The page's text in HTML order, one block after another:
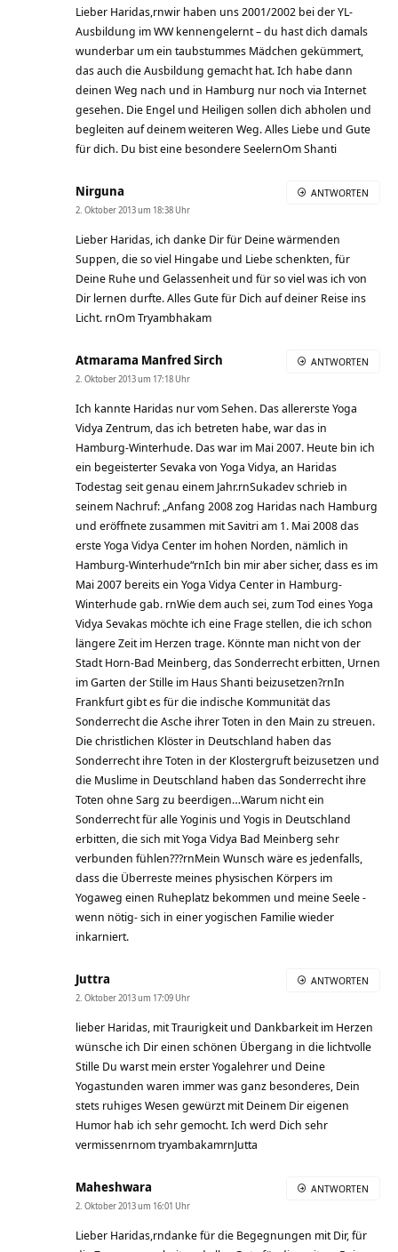
Lieber Haridas,rnwir haben uns 2001/2002 bei der YL-
Ausbildung im WW kennengelernt – du hast dich damals
wunderbar um ein taubstummes Mädchen gekümmert,
das auch die Ausbildung gemacht hat. Ich habe dann
deinen Weg nach und in Hamburg nur noch via Internet
gesehen. Die Engel und Heiligen sollen dich abholen und
begleiten auf deinem weiteren Weg. Alles Liebe und Gute
für dich. Du bist eine besondere SeelernOm Shanti
Nirguna
2. Oktober 2013 um 18:38 Uhr
Lieber Haridas, ich danke Dir für Deine wärmenden
Suppen, die so viel Hingabe und Liebe schenkten, für
Deine Ruhe und Gelassenheit und für so viel was ich von
Dir lernen durfte. Alles Gute für Dich auf deiner Reise ins
Licht. rnOm Tryambhakam
ANTWORTEN
Atmarama Manfred Sirch
2. Oktober 2013 um 17:18 Uhr
Ich kannte Haridas nur vom Sehen. Das allererste Yoga
Vidya Zentrum, das ich betreten habe, war das in
Hamburg-Winterhude. Das war im Mai 2007. Heute bin ich
ein begeisterter Sevaka von Yoga Vidya, an Haridas
Todestag seit genau einem Jahr.rnSukadev schrieb in
seinem Nachruf: „Anfang 2008 zog Haridas nach Hamburg
und eröffnete zusammen mit Savitri am 1. Mai 2008 das
erste Yoga Vidya Center im hohen Norden, nämlich in
Hamburg-Winterhude“rnIch bin mir aber sicher, dass es im
Mai 2007 bereits ein Yoga Vidya Center in Hamburg-
Winterhude gab. rnWie dem auch sei, zum Tod eines Yoga
Vidya Sevakas möchte ich eine Frage stellen, die ich schon
längere Zeit im Herzen trage. Könnte man nicht von der
Stadt Horn-Bad Meinberg, das Sonderrecht erbitten, Urnen
im Garten der Stille im Haus Shanti beizusetzen?rnIn
Frankfurt gibt es für die indische Kommunität das
Sonderrecht die Asche ihrer Toten in den Main zu streuen.
Die christlichen Klöster in Deutschland haben das
Sonderrecht ihre Toten in der Klostergruft beizusetzen und
die Muslime in Deutschland haben das Sonderrecht ihre
Toten ohne Sarg zu beerdigen…Warum nicht ein
Sonderrecht für alle Yoginis und Yogis in Deutschland
erbitten, die sich mit Yoga Vidya Bad Meinberg sehr
verbunden fühlen???rnMein Wunsch wäre es jedenfalls,
dass die Überreste meines physischen Körpers im
Yogaweg einen Ruheplatz bekommen und meine Seele -
wenn nötig- sich in einer yogischen Familie wieder
inkarniert.
ANTWORTEN
Juttra
2. Oktober 2013 um 17:09 Uhr
lieber Haridas, mit Traurigkeit und Dankbarkeit im Herzen
wünsche ich Dir einen schönen Übergang in die lichtvolle
Stille Du warst mein erster Yogalehrer und Deine
Yogastunden waren immer was ganz besonderes, Dein
stets ruhiges Wesen gewürzt mit Deinem Dir eigenen
Humor hab ich sehr gemocht. Ich werd Dich sehr
vermissenrnom tryambakamrnJutta
ANTWORTEN
Maheshwara
2. Oktober 2013 um 16:01 Uhr
Lieber Haridas,rndanke für die Begegnungen mit Dir, für
ANTWORTEN